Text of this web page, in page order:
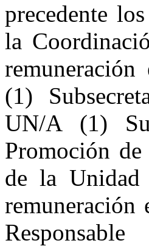
precedente
la
(1)
UN/A (1)
Promoción
de la Unidad